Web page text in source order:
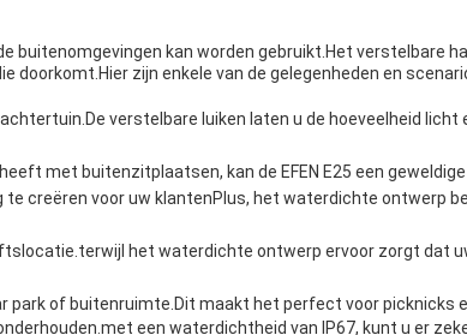
buitenomgevingen kan worden gebruikt.Het verstelbare
zijn enkele van de gelegenheden en
verstelbare luiken laten u de hoeveelheid
met buitenzitplaatsen, kan de EFEN E25 een
creëren voor uw klantenPlus, het waterdichte ontwerp
het waterdichte ontwerp ervoor zorgt dat
park of buitenruimte.Dit maakt het perfect voor picknicks
een waterdichtheid van IP67, kunt u er